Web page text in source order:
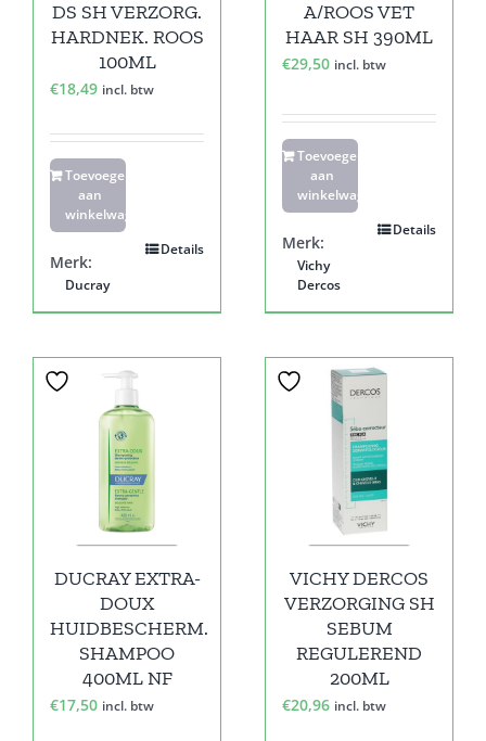
DS SH VERZORG.
HARDNEK. ROOS
100ML
€18,49 incl. btw
Toevoegen
aan
winkelwagen
Details
Merk:
Ducray
A/ROOS VET
HAAR SH 390ML
€29,50 incl. btw
Toevoegen
aan
winkelwagen
Details
Merk:
Vichy
Dercos
DUCRAY EXTRA-
DOUX
HUIDBESCHERM.
SHAMPOO
400ML NF
€17,50 incl. btw
VICHY DERCOS
VERZORGING SH
SEBUM
REGULEREND
200ML
€20,96 incl. btw